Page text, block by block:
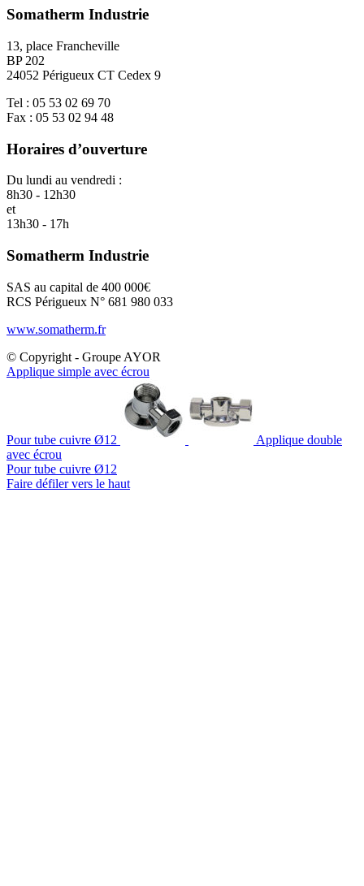
Somatherm Industrie
13, place Francheville
BP 202
24052 Périgueux CT Cedex 9
Tel : 05 53 02 69 70
Fax : 05 53 02 94 48
Horaires d’ouverture
Du lundi au vendredi :
8h30 - 12h30
et
13h30 - 17h
Somatherm Industrie
SAS au capital de 400 000€
RCS Périgueux N° 681 980 033
www.somatherm.fr
© Copyright - Groupe AYOR
Applique simple avec écrou
Pour tube cuivre Ø12
Applique double
avec écrou
Pour tube cuivre Ø12
Faire défiler vers le haut